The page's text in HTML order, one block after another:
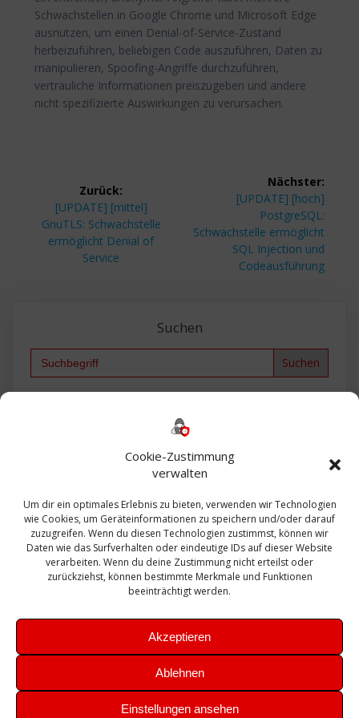
Cookie-Zustimmung
verwalten
Um dir ein optimales Erlebnis zu bieten, verwenden wir Technologien
wie Cookies, um Geräteinformationen zu speichern und/oder darauf
zuzugreifen. Wenn du diesen Technologien zustimmst, können wir
Daten wie das Surfverhalten oder eindeutige IDs auf dieser Website
verarbeiten. Wenn du deine Zustimmung nicht erteilst oder
zurückziehst, können bestimmte Merkmale und Funktionen
beeinträchtigt werden.
Akzeptieren
Ablehnen
Einstellungen ansehen
Schwachstellen in Google Chrome und Microsoft Edge
ausnutzen, um einen Denial-of-Service-Zustand
herbeizuführen, beliebigen Code auszuführen, Daten zu
manipulieren, Spoofing-Angriffe durchzuführen,
vertrauliche Informationen preiszugeben und andere
nicht spezifizierte Auswirkungen zu verursachen.
Zurück:
Vorheriger
Beitrag:
[UPDATE] [mittel]
GnuTLS: Schwachstelle
ermöglicht Denial of
Service
Nächster:
Nächster
Beitrag:
[UPDATE] [hoch]
PostgreSQL:
Schwachstelle ermöglicht
SQL Injection und
Codeausführung
Suchen
Search
Bautagebuch
Exchange firewall Fritzbox
Microsoft
Sanierung SBS Security Server Sicherheit
Sicherung SIEM Sophos SSL Ubuntu
Update Upgrade UTM VCenter VCSA Veeam
VMWare VPN WAZUH Windows
Zertifikat